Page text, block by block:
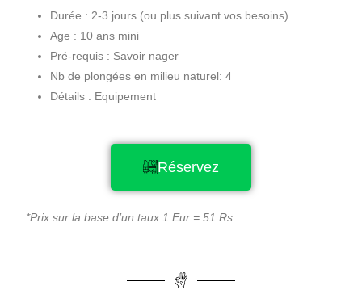
Durée : 2-3 jours (ou plus suivant vos besoins)
Age : 10 ans mini
Pré-requis : Savoir nager
Nb de plongées en milieu naturel: 4
Détails : Equipement
Réservez
*Prix sur la base d’un taux 1 Eur = 51 Rs.